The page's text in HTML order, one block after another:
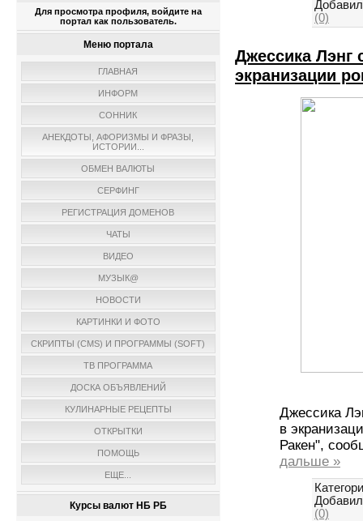
Для просмотра профиля, войдите на
портал как пользователь.
Меню портала
ГЛАВНАЯ
ИНФОРМ
СОННИК
АНЕКДОТЫ, АФОРИЗМЫ И ФРАЗЫ,
ИСТОРИИ...
ОБМЕН ВАЛЮТЫ
СЕРФИНГ
РЕГИСТРАЦИЯ ДОМЕНОВ
ЧАТЫ
ВИДЕО
МУЗЫК@
НОВОСТИ
КАРТИНКИ И ФОТО
СКРИПТЫ (CMS) И ПРОГРАММЫ (SOFT)
ТВ ПРОГРАММА
ДОСКА ОБЪЯВЛЕНИЙ
КУЛИНАРНЫЕ РЕЦЕПТЫ
ОТКРЫТКИ
ПОМОЩЬ
ЕЩЕ...
Курсы валют НБ РБ
(0)
Джессика Лэнг
экранизации
Джессика
в
Ракен",
дальше »
(0)